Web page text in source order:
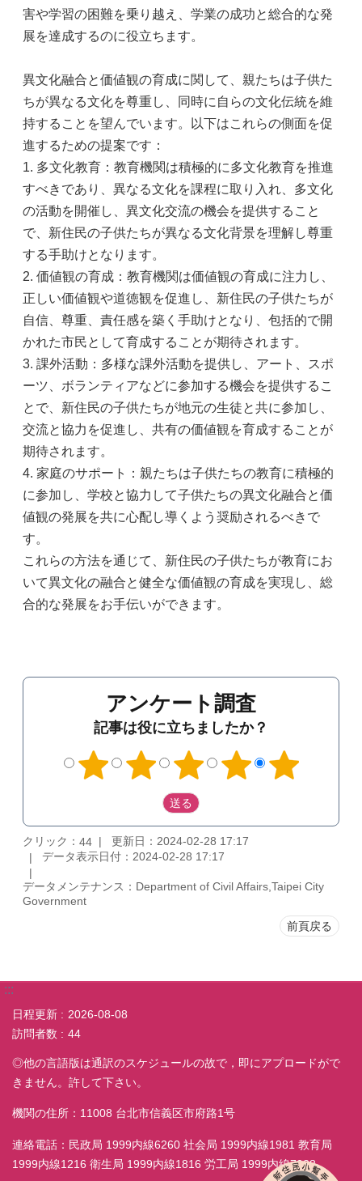
害や学習の困難を乗り越え、学業の成功と総合的な発
展を達成するのに役立ちます。
異文化融合と価値観の育成に関して、親たちは子供た
ちが異なる文化を尊重し、同時に自らの文化伝統を維
持することを望んでいます。以下はこれらの側面を促
進するための提案です：
1. 多文化教育：教育機関は積極的に多文化教育を推進
すべきであり、異なる文化を課程に取り入れ、多文化
の活動を開催し、異文化交流の機会を提供すること
で、新住民の子供たちが異なる文化背景を理解し尊重
する手助けとなります。
2. 価値観の育成：教育機関は価値観の育成に注力し、
正しい価値観や道徳観を促進し、新住民の子供たちが
自信、尊重、責任感を築く手助けとなり、包括的で開
かれた市民として育成することが期待されます。
3. 課外活動：多様な課外活動を提供し、アート、スポ
ーツ、ボランティアなどに参加する機会を提供するこ
とで、新住民の子供たちが地元の生徒と共に参加し、
交流と協力を促進し、共有の価値観を育成することが
期待されます。
4. 家庭のサポート：親たちは子供たちの教育に積極的
に参加し、学校と協力して子供たちの異文化融合と価
値観の発展を共に心配し導くよう奨励されるべきで
す。
これらの方法を通じて、新住民の子供たちが教育にお
いて異文化の融合と健全な価値観の育成を実現し、総
合的な発展をお手伝いができます。
アンケート調査
記事は役に立ちましたか？
クリック： 44
更新日：2024-02-28 17:17
データ表示日付：2024-02-28 17:17
データメンテナンス：Department of Civil Affairs,Taipei City
Government
前頁戻る
:::
日程更新
2026-08-08
訪問者数
44
◎他の言語版は通訳のスケジュールの故で，即にアプロードがで
きません。許して下さい。
機関の住所：11008 台北市信義区市府路1号
連絡電話：民政局 1999内線6260 社会局 1999内線1981 教育局
1999内線1216 衛生局 1999内線1816 労工局 1999内線7038